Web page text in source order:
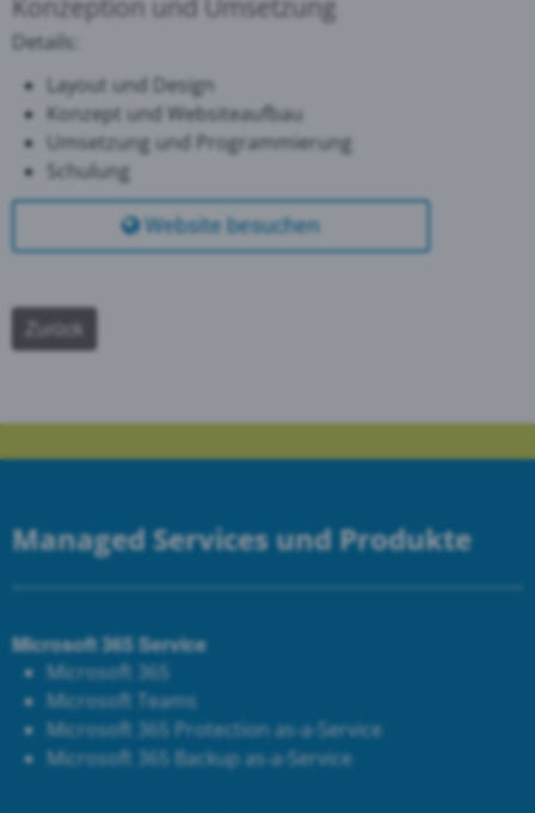
Konzeption und Umsetzung
Details:
Layout und Design
Konzept und Websiteaufbau
Umsetzung und Programmierung
Schulung
Website besuchen
Zurück
Managed Services und Produkte
Microsoft 365 Service
Microsoft 365
Microsoft Teams
Microsoft 365 Protection as-a-Service
Microsoft 365 Backup as-a-Service